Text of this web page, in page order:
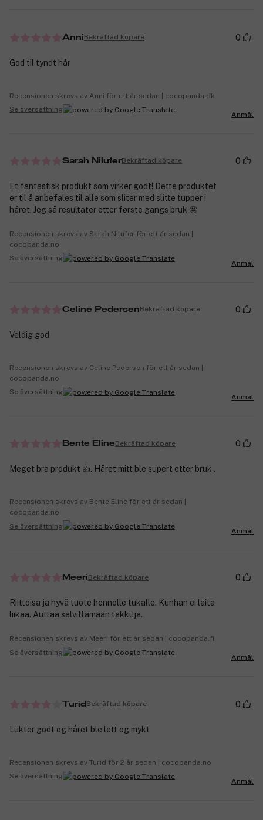
AnniBekräftad köpare 0
God til tyndt hår
Recensionen skrevs av Anni för ett år sedan | cocopanda.dk
Se översättning
Anmäl
Sarah NiluferBekräftad köpare 0
Et fantastisk produkt som virker godt! Dette produktet
er til å anbefales til alle som sliter med slitte tupper i
håret. Jeg så resultater etter første gangs bruk 🤩
Recensionen skrevs av Sarah Nilufer för ett år sedan |
cocopanda.no
Se översättning
Anmäl
Celine PedersenBekräftad köpare 0
Veldig god
Recensionen skrevs av Celine Pedersen för ett år sedan |
cocopanda.no
Se översättning
Anmäl
Bente ElineBekräftad köpare 0
Meget bra produkt 👍. Håret mitt ble supert etter bruk .
Recensionen skrevs av Bente Eline för ett år sedan |
cocopanda.no
Se översättning
Anmäl
MeeriBekräftad köpare 0
Riittoisa ja hyvä tuote hennolle tukalle. Kunhan ei laita
liikaa. Auttaa selvittämään takkuja.
Recensionen skrevs av Meeri för ett år sedan | cocopanda.fi
Se översättning
Anmäl
Turid Bekräftad köpare 0
Lukter godt og håret ble lett og mykt
Recensionen skrevs av Turid för 2 år sedan | cocopanda.no
Se översättning
Anmäl